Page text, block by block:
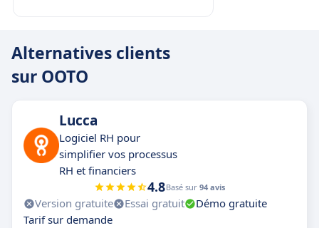
Alternatives clients
sur OOTO
Lucca
Logiciel RH pour
simplifier vos processus
RH et financiers
4.8Basé sur 94 avis
Version gratuite Essai gratuit
Démo gratuite
Tarif sur demande